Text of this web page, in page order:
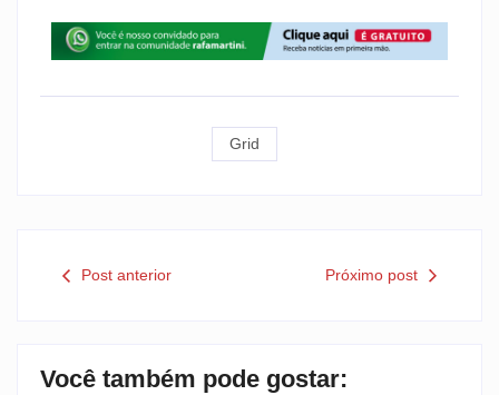
Grid
Post anterior Próximo post
Você também pode gostar: